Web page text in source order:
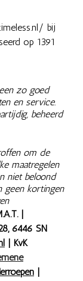
bij
op 1391
zo goed
en service.
beheerd
om de
maatregelen
niet beloond
geen kortingen
|
6446 SN
| KvK